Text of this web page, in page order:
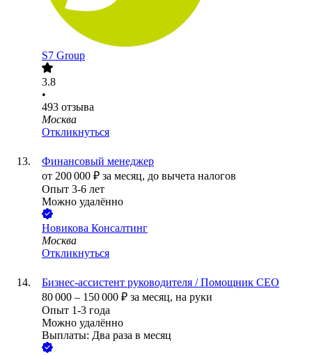
S7 Group
3.8
•
493 отзыва
Москва
Откликнуться
Финансовый менеджер
от 200 000 ₽ за месяц, до вычета налогов
Опыт 3-6 лет
Можно удалённо
Новикова Консалтинг
Москва
Откликнуться
Бизнес-ассистент руководителя / Помощник СЕО
80 000 – 150 000 ₽ за месяц, на руки
Опыт 1-3 года
Можно удалённо
Выплаты: Два раза в месяц